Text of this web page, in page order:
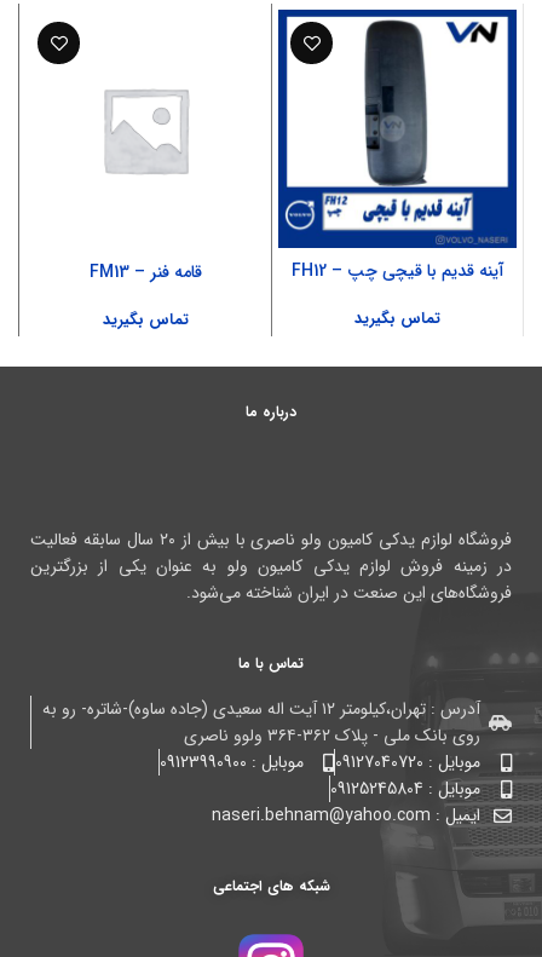
آینه قدیم با قیچی چپ – FH12
تماس بگیرید
قامه فنر – FM13
تماس بگیرید
درباره ما
فروشگاه لوازم یدکی کامیون ولو ناصری با بیش از ۲۰ سال سابقه فعالیت
در زمینه فروش لوازم یدکی کامیون ولو به عنوان یکی از بزرگترین
فروشگاه‌های این صنعت در ایران شناخته می‌شود.
تماس با ما
آدرس : تهران،کیلومتر ۱۲ آیت اله سعیدی (جاده ساوه)-شاتره- رو به
روی بانک ملی - پلاک ۳۶۲-۳۶۴ ولوو ناصری
موبایل : 09127040720
موبایل : 09123990900
موبایل : 09125245804
ایمیل : naseri.behnam@yahoo.com
شبکه های اجتماعی